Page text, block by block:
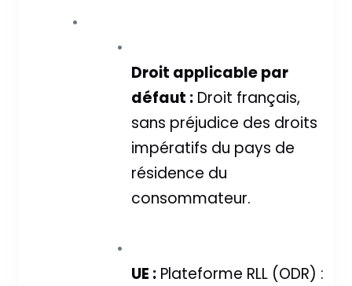
Droit applicable par
défaut :Droit français,
sans préjudice des droits
impératifs du pays de
résidence du
consommateur.
UE :Plateforme RLL (ODR) :